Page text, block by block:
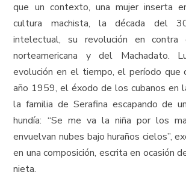
que un contexto, una mujer inserta
cultura machista, la década del
intelectual, su revolución en contra
norteamericana y del Machadato.
evolución en el tiempo, el período que
año 1959, el éxodo de los cubanos en
la familia de Serafina escapando de
hundía: “Se me va la niña por los
envuelvan nubes bajo huraños cielos”,
en una composición, escrita en ocasión
nieta.